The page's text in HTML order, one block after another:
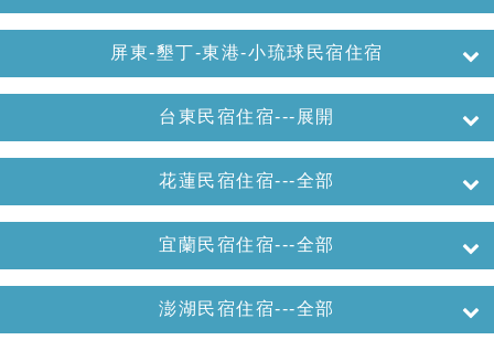
屏東-墾丁-東港-小琉球民宿住宿
台東民宿住宿---展開
花蓮民宿住宿---全部
宜蘭民宿住宿---全部
澎湖民宿住宿---全部